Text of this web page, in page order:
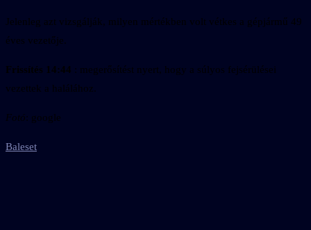
Jelenleg azt vizsgálják, milyen mértékben volt vétkes a gépjármű 49
éves vezetője.
Frissítés 14:44 : megerősítést nyert, hogy a súlyos fejsérülései
vezettek a halálához.
Fotó: google
Baleset